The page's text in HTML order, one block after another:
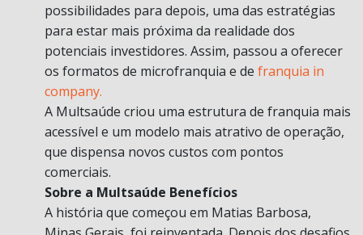
possibilidades para depois, uma das estratégias
para estar mais próxima da realidade dos
potenciais investidores. Assim, passou a oferecer
os formatos de microfranquia e de franquia in
company.
A Multsaúde criou uma estrutura de franquia mais
acessível e um modelo mais atrativo de operação,
que dispensa novos custos com pontos
comerciais.
Sobre a Multsaúde Benefícios
A história que começou em Matias Barbosa,